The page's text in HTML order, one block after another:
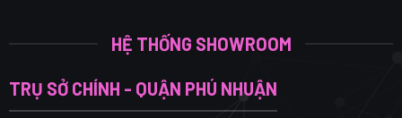
HỆ THỐNG SHOWROOM
TRỤ SỞ CHÍNH - QUẬN PHÚ NHUẬN